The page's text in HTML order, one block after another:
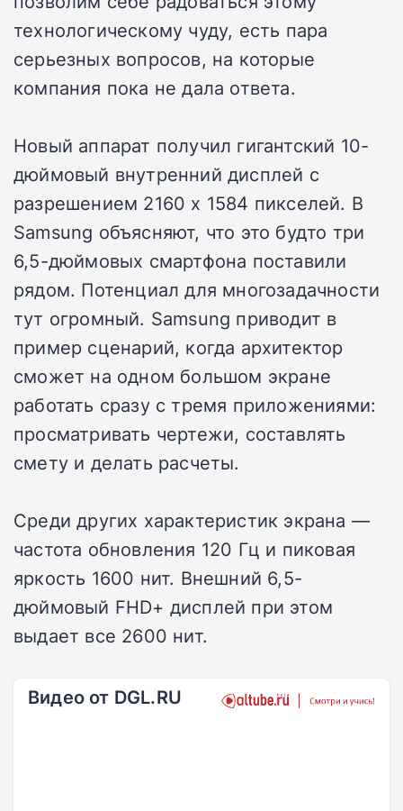
технологическому чуду, есть пара
серьезных вопросов, на которые
компания пока не дала ответа.
Новый аппарат получил гигантский 10-
дюймовый внутренний дисплей с
разрешением 2160 x 1584 пикселей. В
Samsung объясняют, что это будто три
6,5-дюймовых смартфона поставили
рядом. Потенциал для многозадачности
тут огромный. Samsung приводит в
пример сценарий, когда архитектор
сможет на одном большом экране
работать сразу с тремя приложениями:
просматривать чертежи, составлять
смету и делать расчеты.
Среди других характеристик экрана —
частота обновления 120 Гц и пиковая
яркость 1600 нит. Внешний 6,5-
дюймовый FHD+ дисплей при этом
выдает все 2600 нит.
Видео от DGL.RU